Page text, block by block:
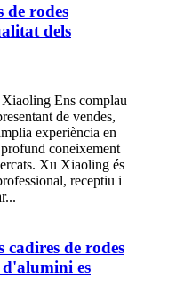
de rodes
dels
Ens complau
de vendes,
experiència en
coneixement
Xu Xiaoling és
receptiu i
cadires de rodes
es